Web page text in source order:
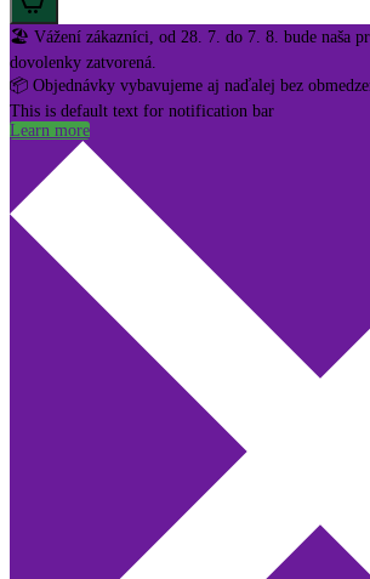
🏖️ Vážení zákazníci, od 28. 7. do 7. 8. bude naša
dovolenky zatvorená.
📦 Objednávky vybavujeme aj naďalej bez
This is default text for notification bar
Learn more